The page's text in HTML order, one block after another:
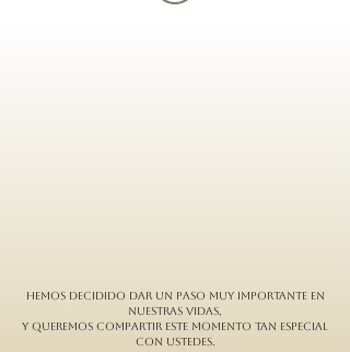
Hemos decidido dar un paso muy importante en
nuestras vidas,
y queremos compartir este momento tan especial
con ustedes.